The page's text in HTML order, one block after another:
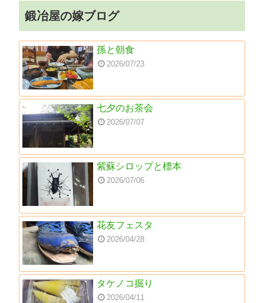
鍛冶屋の嫁ブログ
孫と朝食
2026/07/23
七夕のお茶会
2026/07/07
紫蘇シロップと標本
2026/07/06
花友フェスタ
2026/04/28
タケノコ掘り
2026/04/11